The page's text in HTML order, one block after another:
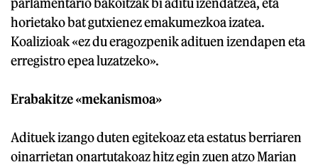
horietako bat gutxienez emakumezkoa izatea.
Koalizioak «ez du eragozpenik adituen izendapen eta
erregistro epea luzatzeko».
Erabakitze «mekanismoa»
Adituek izango duten egitekoaz eta estatus berriaren
oinarrietan onartutakoaz hitz egin zuen atzo Marian